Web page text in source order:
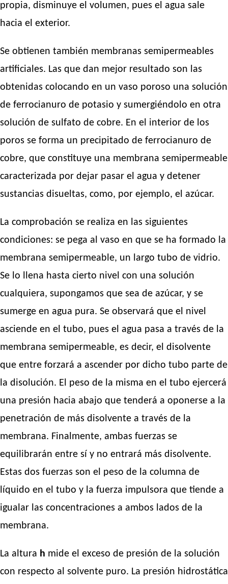
propia, disminuye el volumen, pues el agua sale
hacia el exterior.
Se obtienen también membranas semipermeables
artificiales. Las que dan mejor resultado son las
obtenidas colocando en un vaso poroso una solución
de ferrocianuro de potasio y sumergiéndolo en otra
solución de sulfato de cobre. En el interior de los
poros se forma un precipitado de ferrocianuro de
cobre, que constituye una membrana semipermeable
caracterizada por dejar pasar el agua y detener
sustancias disueltas, como, por ejemplo, el azúcar.
La comprobación se realiza en las siguientes
condiciones: se pega al vaso en que se ha formado la
membrana semipermeable, un largo tubo de vidrio.
Se lo llena hasta cierto nivel con una solución
cualquiera, supongamos que sea de azúcar, y se
sumerge en agua pura. Se observará que el nivel
asciende en el tubo, pues el agua pasa a través de la
membrana semipermeable, es decir, el disolvente
que entre forzará a ascender por dicho tubo parte de
la disolución. El peso de la misma en el tubo ejercerá
una presión hacia abajo que tenderá a oponerse a la
penetración de más disolvente a través de la
membrana. Finalmente, ambas fuerzas se
equilibrarán entre sí y no entrará más disolvente.
Estas dos fuerzas son el peso de la columna de
líquido en el tubo y la fuerza impulsora que tiende a
igualar las concentraciones a ambos lados de la
membrana.
La altura h mide el exceso de presión de la solución
con respecto al solvente puro. La presión hidrostática